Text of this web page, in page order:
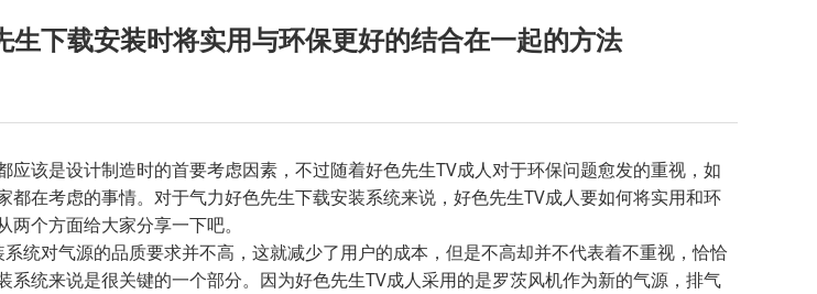
生下载安装时将实用与环保更好的结合在一起的方法
该是设计制造时的首要考虑因素，不过随着好色先生TV成人对于环保问题愈发的重视，如
都在考虑的事情。对于气力好色先生下载安装系统来说，好色先生TV成人要如何将实用和环
个方面给大家分享一下吧。
对气源的品质要求并不高，这就减少了用户的成本，但是不高却并不代表着不重视，恰恰
系统来说是很关键的一个部分。因为好色先生TV成人采用的是罗茨风机作为新的气源，排气